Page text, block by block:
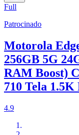
Full
Patrocinado
Motorola
256GB 5G
RAM Boost)
710 Tela
4.9